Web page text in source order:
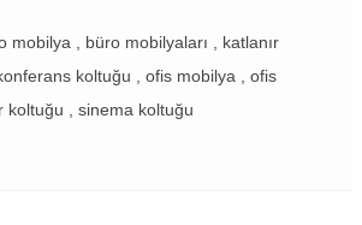
mobilya , büro mobilyaları , katlanır
koltuğu , ofis mobilya , ofis
koltuğu , sinema koltuğu